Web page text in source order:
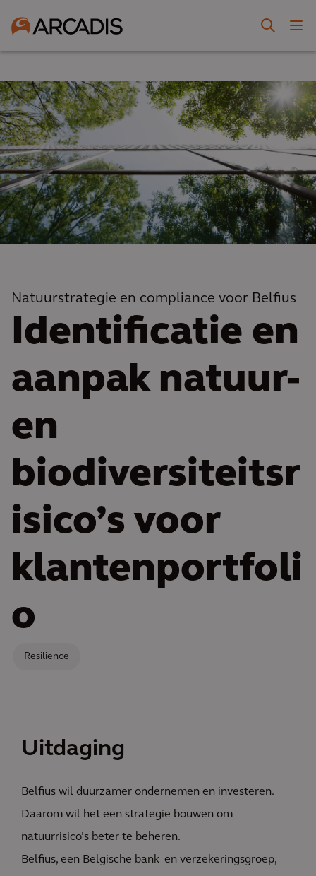
Natuurstrategie en compliance voor Belfius
Identificatie en
aanpak natuur-
en
biodiversiteitsr
isico’s voor
klantenportfoli
o
Resilience
Uitdaging
Belfius wil duurzamer ondernemen en investeren.
Daarom wil het een strategie bouwen om
natuurrisico’s beter te beheren.
Belfius, een Belgische bank- en verzekeringsgroep,